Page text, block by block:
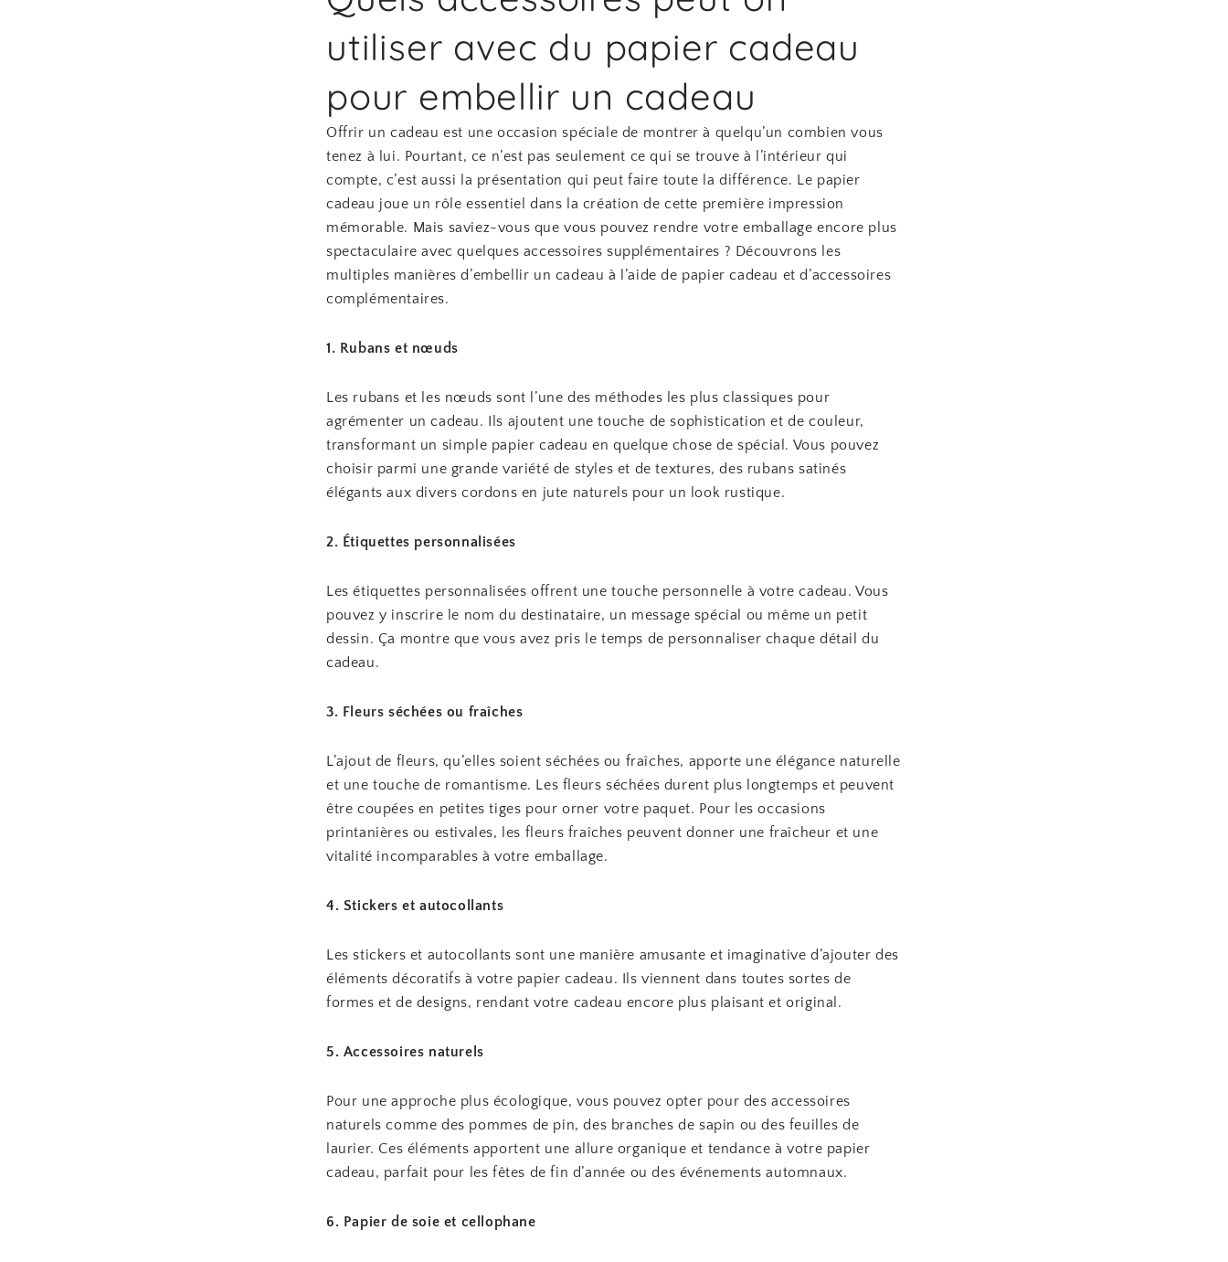
utiliser avec du papier cadeau
pour embellir un cadeau
Offrir un cadeau est une occasion spéciale de montrer à quelqu’un combien vous
tenez à lui. Pourtant, ce n’est pas seulement ce qui se trouve à l’intérieur qui
compte, c’est aussi la présentation qui peut faire toute la différence. Le papier
cadeau joue un rôle essentiel dans la création de cette première impression
mémorable. Mais saviez-vous que vous pouvez rendre votre emballage encore plus
spectaculaire avec quelques accessoires supplémentaires ? Découvrons les
multiples manières d’embellir un cadeau à l’aide de papier cadeau et d’accessoires
complémentaires.
1. Rubans et nœuds
Les rubans et les nœuds sont l’une des méthodes les plus classiques pour
agrémenter un cadeau. Ils ajoutent une touche de sophistication et de couleur,
transformant un simple papier cadeau en quelque chose de spécial. Vous pouvez
choisir parmi une grande variété de styles et de textures, des rubans satinés
élégants aux divers cordons en jute naturels pour un look rustique.
2. Étiquettes personnalisées
Les étiquettes personnalisées offrent une touche personnelle à votre cadeau. Vous
pouvez y inscrire le nom du destinataire, un message spécial ou même un petit
dessin. Ça montre que vous avez pris le temps de personnaliser chaque détail du
cadeau.
3. Fleurs séchées ou fraîches
L’ajout de fleurs, qu’elles soient séchées ou fraîches, apporte une élégance naturelle
et une touche de romantisme. Les fleurs séchées durent plus longtemps et peuvent
être coupées en petites tiges pour orner votre paquet. Pour les occasions
printanières ou estivales, les fleurs fraîches peuvent donner une fraîcheur et une
vitalité incomparables à votre emballage.
4. Stickers et autocollants
Les stickers et autocollants sont une manière amusante et imaginative d’ajouter des
éléments décoratifs à votre papier cadeau. Ils viennent dans toutes sortes de
formes et de designs, rendant votre cadeau encore plus plaisant et original.
5. Accessoires naturels
Pour une approche plus écologique, vous pouvez opter pour des accessoires
naturels comme des pommes de pin, des branches de sapin ou des feuilles de
laurier. Ces éléments apportent une allure organique et tendance à votre papier
cadeau, parfait pour les fêtes de fin d’année ou des événements automnaux.
6. Papier de soie et cellophane